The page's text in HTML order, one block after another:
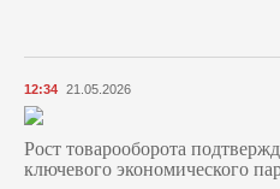
12:34 21.05.2026
Рост товарооборота
ключевого экономического